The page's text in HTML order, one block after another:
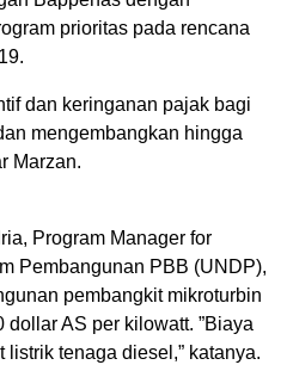
prioritas pada rencana
dan keringanan pajak bagi
mengembangkan hingga
Marzan.
Program Manager for
Pembangunan PBB (UNDP),
pembangkit mikroturbin
AS per kilowatt. ”Biaya
tenaga diesel,” katanya.